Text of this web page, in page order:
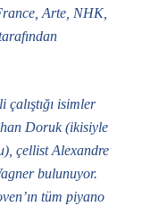
Arte, NHK,
çalıştığı isimler
Doruk (ikisiyle
çellist Alexandre
bulunuyor.
tüm piyano